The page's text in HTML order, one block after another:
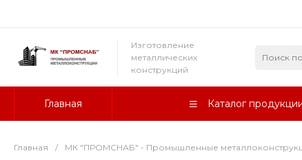
Изготовление
металлических
конструкций
Главная Каталог
Главная / МК "ПРОМСНАБ" - Промышленные